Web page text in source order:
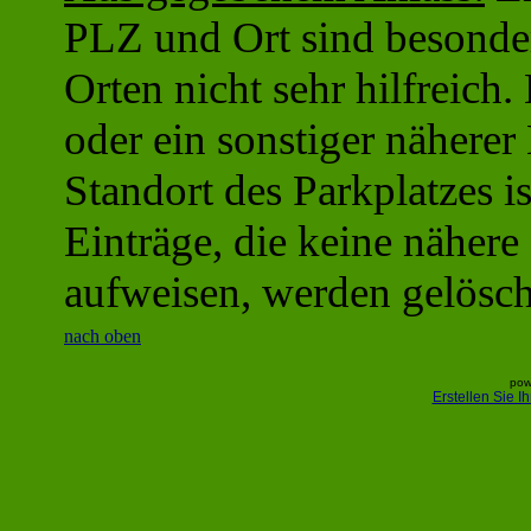
PLZ und Ort sind
Orten nicht sehr hilfreich.
oder ein sonstiger
Standort des Parkplatzes
Einträge, die keine
aufweisen, werden
nach oben
Erstellen Sie